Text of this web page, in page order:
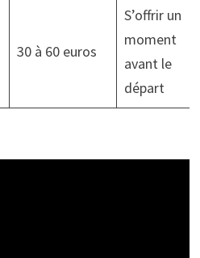
30 à 60 euros
S’offrir un
moment
avant le
départ